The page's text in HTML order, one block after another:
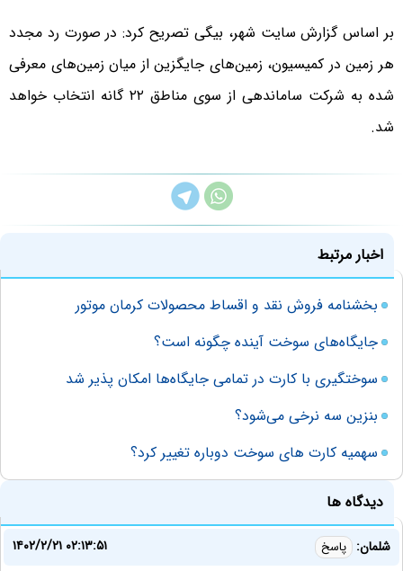
بر اساس گزارش سایت شهر، بیگی تصریح کرد: در صورت رد مجدد
هر زمین در کمیسیون، زمین‌های جایگزین از میان زمین‌های معرفی
شده به شرکت ساماندهی از سوی مناطق ۲۲ گانه انتخاب خواهد
شد.
اخبار مرتبط
بخشنامه فروش نقد و اقساط محصولات کرمان موتور
جایگاه‌های سوخت آینده چگونه است؟
سوختگیری با کارت در تمامی جایگاه‌ها امکان پذیر شد
بنزین سه نرخی می‌شود؟
سهمیه کارت های سوخت دوباره تغییر کرد؟
دیدگاه ها
شلمان: پاسخ
۱۴۰۲/۲/۲۱ ۰۲:۱۳:۵۱